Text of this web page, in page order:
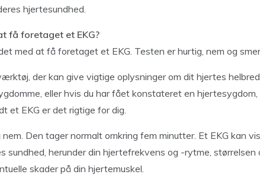
hjertesundhed.
få foretaget et EKG?
med at få foretaget et EKG. Testen er hurtig, nem og
der kan give vigtige oplysninger om dit hjertes
eller hvis du har fået konstateret en hjertesygdom,
et EKG er det rigtige for dig.
Den tager normalt omkring fem minutter. Et EKG kan
sundhed, herunder din hjertefrekvens og -rytme, størrelsen
skader på din hjertemuskel.